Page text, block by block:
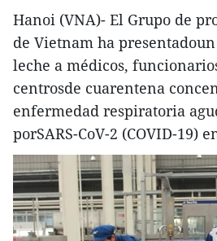
Hanoi (VNA)- El Grupo de
de Vietnam ha
leche a médicos,
centrosde cuarentena
enfermedad respiratoria
porSARS-CoV-2 (COVID-19)